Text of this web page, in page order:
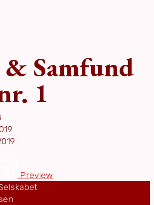
& Samfund
1
Preview